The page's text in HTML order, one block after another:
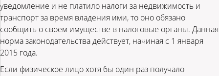
уведомление и не платило налоги за недвижимость и
транспорт за время владения ими, то оно обязано
сообщить о своем имуществе в налоговые органы. Данная
норма законодательства действует, начиная с 1 января
2015 года.
Если физическое лицо хотя бы один раз получало